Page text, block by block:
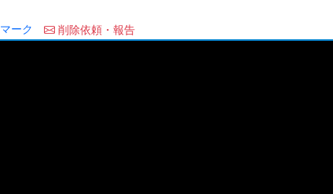
ーク 削除依頼・報告